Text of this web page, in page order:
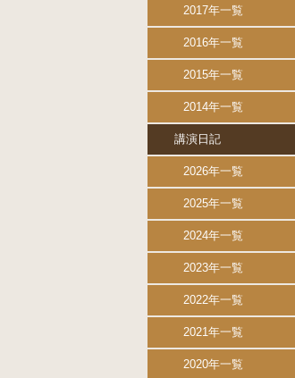
2017年一覧
2016年一覧
2015年一覧
2014年一覧
講演日記
2026年一覧
2025年一覧
2024年一覧
2023年一覧
2022年一覧
2021年一覧
2020年一覧